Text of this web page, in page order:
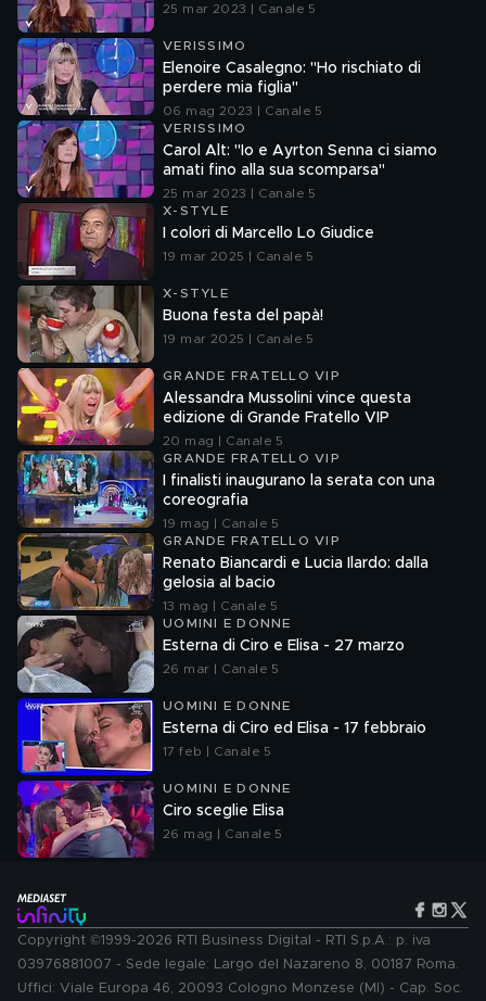
25 mar 2023 | Canale 5
VERISSIMO
Elenoire Casalegno: "Ho rischiato di
perdere mia figlia"
06 mag 2023 | Canale 5
VERISSIMO
Carol Alt: "Io e Ayrton Senna ci siamo
amati fino alla sua scomparsa"
25 mar 2023 | Canale 5
X-STYLE
I colori di Marcello Lo Giudice
19 mar 2025 | Canale 5
X-STYLE
Buona festa del papà!
19 mar 2025 | Canale 5
GRANDE FRATELLO VIP
Alessandra Mussolini vince questa
edizione di Grande Fratello VIP
20 mag | Canale 5
GRANDE FRATELLO VIP
I finalisti inaugurano la serata con una
coreografia
19 mag | Canale 5
GRANDE FRATELLO VIP
Renato Biancardi e Lucia Ilardo: dalla
gelosia al bacio
13 mag | Canale 5
UOMINI E DONNE
Esterna di Ciro e Elisa - 27 marzo
26 mar | Canale 5
UOMINI E DONNE
Esterna di Ciro ed Elisa - 17 febbraio
17 feb | Canale 5
UOMINI E DONNE
Ciro sceglie Elisa
26 mag | Canale 5
Copyright ©1999-2026 RTI Business Digital - RTI S.p.A.: p. iva
03976881007 - Sede legale: Largo del Nazareno 8, 00187 Roma.
Uffici: Viale Europa 46, 20093 Cologno Monzese (MI) - Cap. Soc.